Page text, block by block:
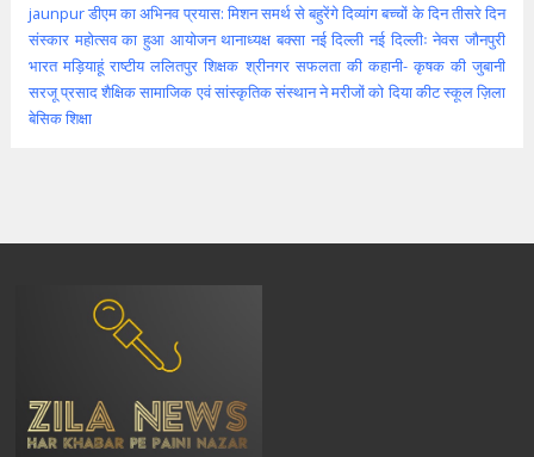
jaunpurडीएम का अभिनव प्रयास: मिशन समर्थ से बहुरेंगे दिव्यांग बच्चों के दिनतीसरे दिन
संस्कार महोत्सव का हुआ आयोजन थानाध्यक्ष बक्सा नई दिल्ली नई दिल्लीः नेवस जौनपुरी
भारत मड़ियाहूं राष्टीय ललितपुर शिक्षक श्रीनगर सफलता की कहानी- कृषक की जुबानी
सरजू प्रसाद शैक्षिकसामाजिक एवं सांस्कृतिक संस्थान ने मरीजों को दिया कीटस्कूलज़िला
बेसिक शिक्षा